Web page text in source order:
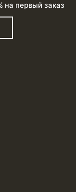
на первый заказ